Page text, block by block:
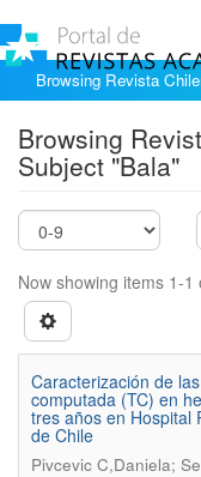
Browsing Revista
Browsing
Subject "Bala"
Now showing items 1-1
Caracterización de
computada (TC) en
tres años en Hospital
de Chile
Pivcevic C,Daniela;